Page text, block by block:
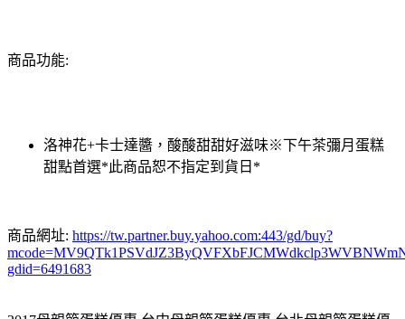
商品功能:
洛神花+卡士達醬，酸酸甜甜好滋味※下午茶彌月蛋糕
甜點首選*此商品恕不指定到貨日*
商品網址: https://tw.partner.buy.yahoo.com:443/gd/buy?
gdid=6491683